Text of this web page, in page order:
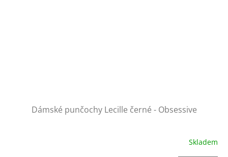
Dámské punčochy Lecille černé - Obsessive
Skladem